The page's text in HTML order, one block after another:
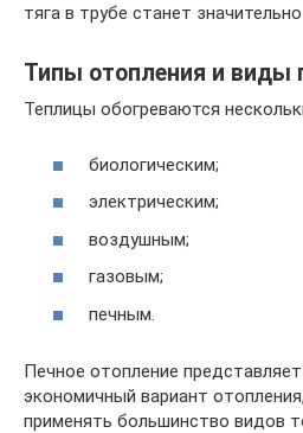
тяга в трубе станет
Типы отопления и виды
Теплицы обогреваются
биологическим;
электрическим;
воздушным;
газовым;
печным.
Печное отопление
экономичный вариант
применять большинство видов